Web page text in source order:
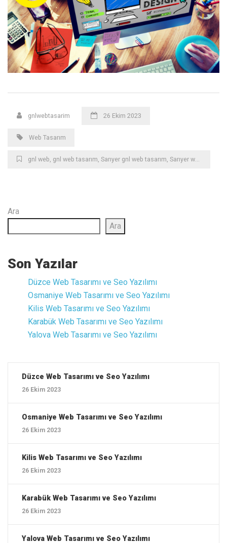
gnlwebtasarim 26 Ekim 2023
Web Tasarım
gnl web gnl web tasarım Sarıyer gnl web tasarım Sarıyer web
Ara
Ara
Son Yazılar
Düzce ‎Web Tasarımı ve Seo Yazılımı
Osmaniye ‎Web Tasarımı ve Seo Yazılımı
Kilis ‎Web Tasarımı ve Seo Yazılımı
Karabük ‎Web Tasarımı ve Seo Yazılımı
Yalova ‎Web Tasarımı ve Seo Yazılımı
Düzce ‎Web Tasarımı ve Seo Yazılımı
26 Ekim 2023
Osmaniye ‎Web Tasarımı ve Seo Yazılımı
26 Ekim 2023
Kilis ‎Web Tasarımı ve Seo Yazılımı
26 Ekim 2023
Karabük ‎Web Tasarımı ve Seo Yazılımı
26 Ekim 2023
Yalova ‎Web Tasarımı ve Seo Yazılımı